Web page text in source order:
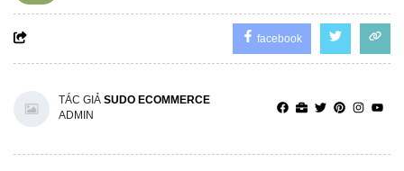
facebook
TÁC GIẢ SUDO ECOMMERCE
ADMIN